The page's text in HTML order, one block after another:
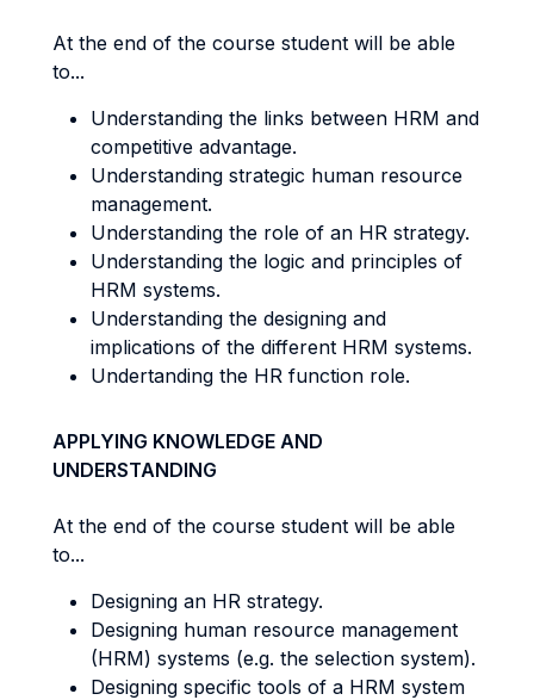
At the end of the course student will be able
to...
Understanding the links between HRM and
competitive advantage.
Understanding strategic human resource
management.
Understanding the role of an HR strategy.
Understanding the logic and principles of
HRM systems.
Understanding the designing and
implications of the different HRM systems.
Undertanding the HR function role.
APPLYING KNOWLEDGE AND
UNDERSTANDING
At the end of the course student will be able
to...
Designing an HR strategy.
Designing human resource management
(HRM) systems (e.g. the selection system).
Designing specific tools of a HRM system